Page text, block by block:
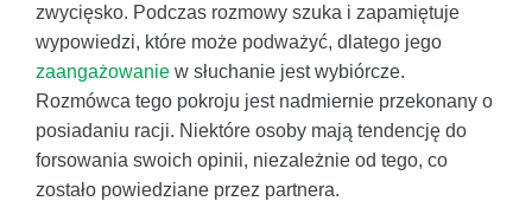
zwycięsko. Podczas rozmowy szuka i zapamiętuje
wypowiedzi, które może podważyć, dlatego jego
zaangażowanie w słuchanie jest wybiórcze.
Rozmówca tego pokroju jest nadmiernie przekonany o
posiadaniu racji. Niektóre osoby mają tendencję do
forsowania swoich opinii, niezależnie od tego, co
zostało powiedziane przez partnera.